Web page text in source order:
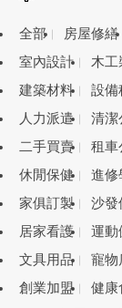
全部 房屋修繕
室內設計
木工
建築材料
設備
人力派遣
清潔
二手買賣
租車
休閒保健
進修
家俱訂製
沙發
居家看護
運動
文具用品
寵物
創業加盟
健康